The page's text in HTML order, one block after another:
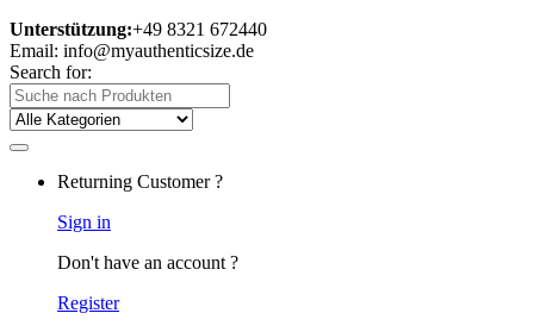
Unterstützung:+49 8321 672440
Email: info@myauthenticsize.de
Search for:
Returning Customer ?
Sign in
Don't have an account ?
Register